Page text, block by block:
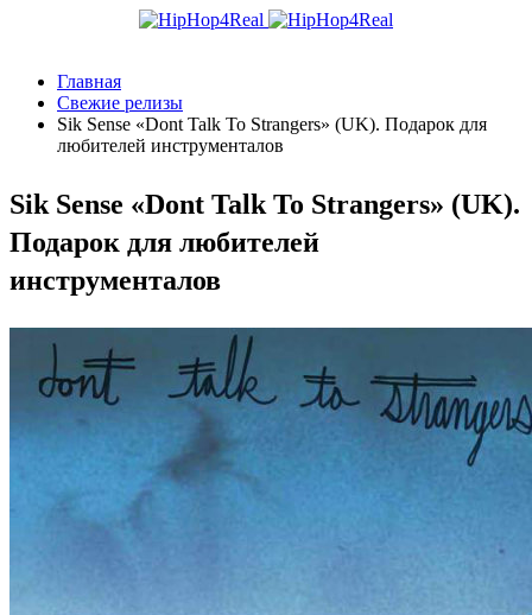
Главная
Свежие релизы
Sik Sense «Dont Talk To Strangers» (UK). Подарок для
любителей инструменталов
Sik Sense «Dont Talk To Strangers» (UK).
Подарок для любителей
инструменталов